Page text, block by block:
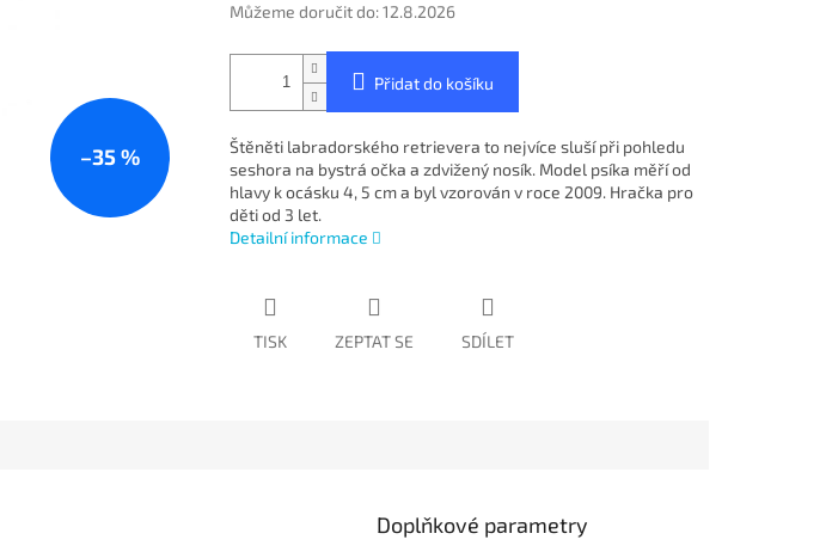
–35 %
Můžeme doručit do: 12.8.2026
Přidat do košíku
Štěněti labradorského retrievera to nejvíce sluší při pohledu
seshora na bystrá očka a zdvižený nosík. Model psíka měří od
hlavy k ocásku 4, 5 cm a byl vzorován v roce 2009. Hračka pro
děti od 3 let.
Detailní informace
TISK ZEPTAT SE SDÍLET
Doplňkové parametry